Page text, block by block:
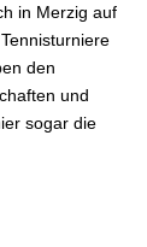
in Merzig auf
den
und
sogar die